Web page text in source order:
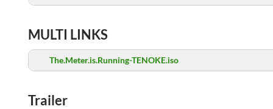
MULTI LINKS
The.Meter.is.Running-TENOKE.iso
Trailer